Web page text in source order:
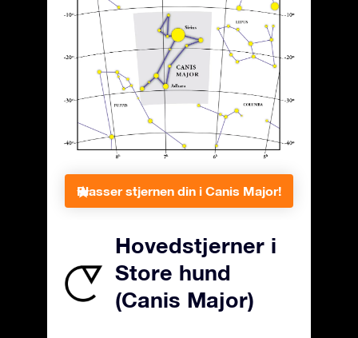
Plasser stjernen din i Canis Major!
Hovedstjerner i
Store hund
(Canis Major)